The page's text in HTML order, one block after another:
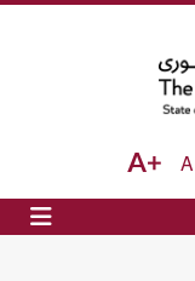
The Shura
Colour
A